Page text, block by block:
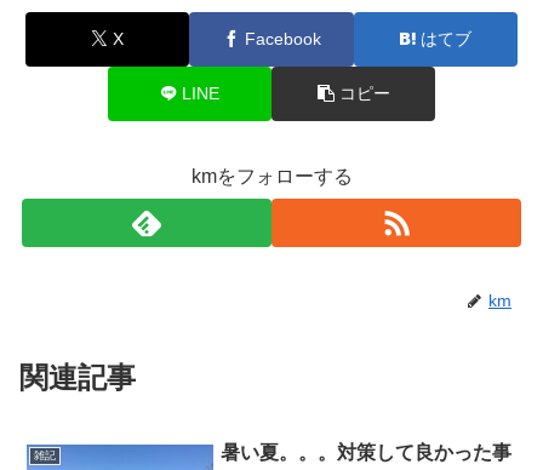
X Facebook はてブ
LINE コピー
kmをフォローする
km
関連記事
雑記 暑い夏。。。対策して良かった事